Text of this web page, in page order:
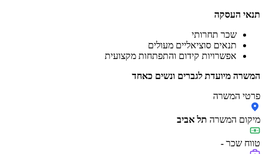
תנאי העסקה
שכר תחרותי
תנאים סוציאליים מעולים
אפשרויות קידום והתפתחות מקצועית
המשרה מיועדת לגברים ונשים כאחד
פרטי המשרה
מיקום המשרה תל אביב
טווח שכר -